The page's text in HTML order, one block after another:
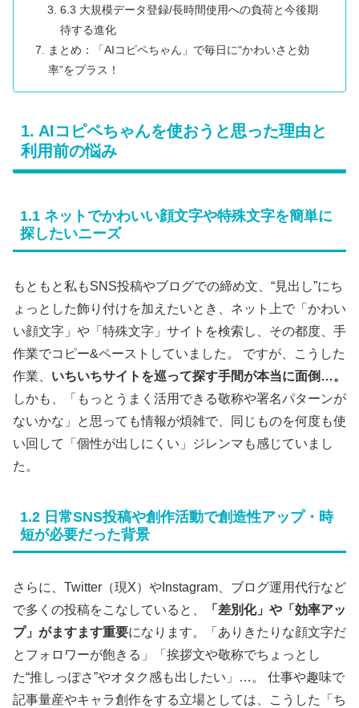
6.3 大規模データ登録/長時間使用への負荷と今後期
待する進化
まとめ：「AIコピペちゃん」で毎日に“かわいさと効
率”をプラス！
1. AIコピペちゃんを使おうと思った理由と
利用前の悩み
1.1 ネットでかわいい顔文字や特殊文字を簡単に
探したいニーズ
もともと私もSNS投稿やブログでの締め文、“見出し”にち
ょっとした飾り付けを加えたいとき、ネット上で「かわい
い顔文字」や「特殊文字」サイトを検索し、その都度、手
作業でコピー&ペーストしていました。 ですが、こうした
作業、 いちいちサイトを巡って探す手間が本当に面倒…。
しかも、「もっとうまく活用できる敬称や署名パターンが
ないかな」と思っても情報が煩雑で、同じものを何度も使
い回して「個性が出しにくい」ジレンマも感じていまし
た。
1.2 日常SNS投稿や創作活動で創造性アップ・時
短が必要だった背景
さらに、Twitter（現X）やInstagram、ブログ運用代行など
で多くの投稿をこなしていると、
「差別化」や「効率アッ
プ」がますます重要になります。「ありきたりな顔文字だ
とフォロワーが飽きる」「挨拶文や敬称でちょっとし
た“推しっぽさ”やオタク感も出したい」…。 仕事や趣味で
記事量産やキャラ創作をする立場としては、こうした「ち